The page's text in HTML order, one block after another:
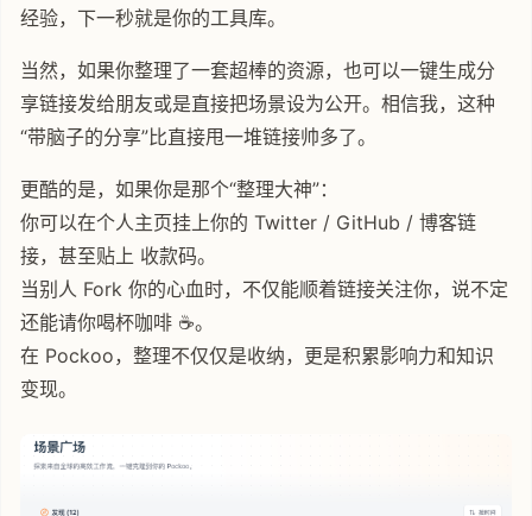
经验，下一秒就是你的工具库。
当然，如果你整理了一套超棒的资源，也可以一键生成分
享链接发给朋友或是直接把场景设为公开。相信我，这种
“带脑子的分享”比直接甩一堆链接帅多了。
更酷的是，如果你是那个“整理大神”：
你可以在个人主页挂上你的 Twitter / GitHub / 博客链
接，甚至贴上 收款码。
当别人 Fork 你的心血时，不仅能顺着链接关注你，说不定
还能请你喝杯咖啡 ☕️。
在 Pockoo，整理不仅仅是收纳，更是积累影响力和知识
变现。